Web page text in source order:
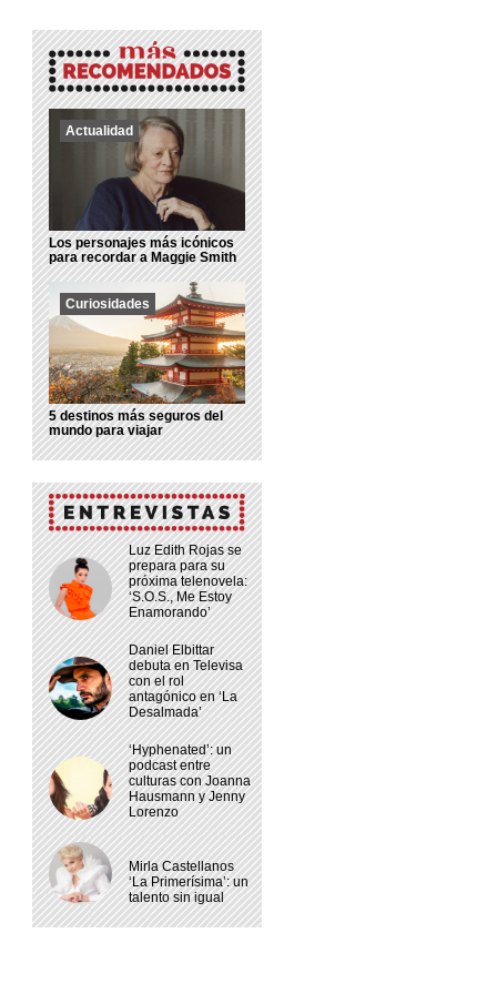
Actualidad
Los personajes más icónicos
para recordar a Maggie Smith
Curiosidades
5 destinos más seguros del
mundo para viajar
Luz Edith Rojas se
prepara para su
próxima telenovela:
‘S.O.S., Me Estoy
Enamorando’
Daniel Elbittar
debuta en Televisa
con el rol
antagónico en ‘La
Desalmada’
‘Hyphenated’: un
podcast entre
culturas con Joanna
Hausmann y Jenny
Lorenzo
Mirla Castellanos
‘La Primerísima’: un
talento sin igual